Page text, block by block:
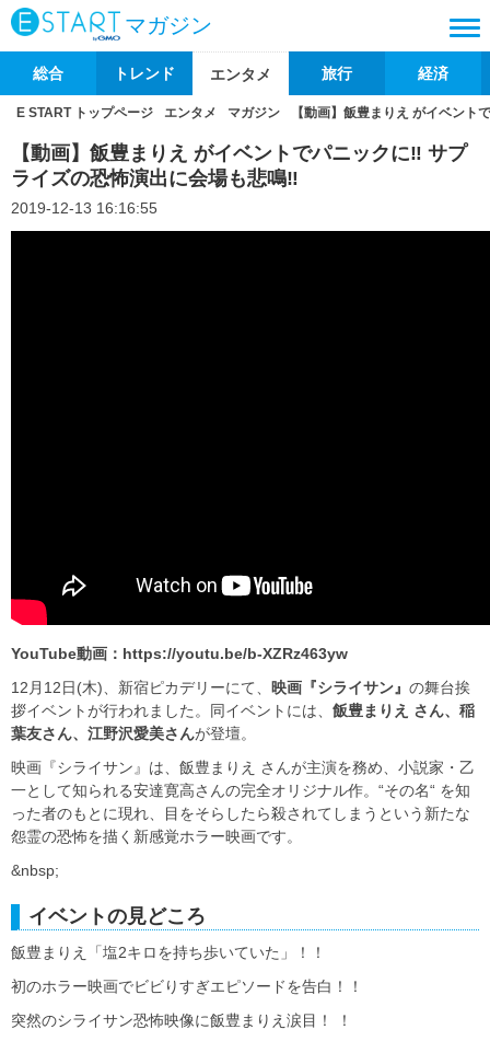
マガジン
総合 トレンド エンタメ 旅行 経済
E START トップページ エンタメ マガジン 【動画】飯豊まりえ がイベント
【動画】飯豊まりえ がイベントでパニックに‼ サプ
ライズの恐怖演出に会場も悲鳴‼
2019-12-13 16:16:55
YouTube動画：https://youtu.be/b-XZRz463yw
12月12日(木)、新宿ピカデリーにて、 映画『シライサン』 の舞台挨
拶イベントが行われました。同イベントには、 飯豊まりえ さん、稲
葉友さん、江野沢愛美さんが登壇。
映画『シライサン』は、飯豊まりえ さんが主演を務め、小説家・乙
一として知られる安達寛高さんの完全オリジナル作。“その名“ を知
った者のもとに現れ、目をそらしたら殺されてしまうという新たな
怨霊の恐怖を描く新感覚ホラー映画です。
&nbsp;
イベントの見どころ
飯豊まりえ「塩2キロを持ち歩いていた」！！
初のホラー映画でビビりすぎエピソードを告白！！
突然のシライサン恐怖映像に飯豊まりえ涙目！ ！